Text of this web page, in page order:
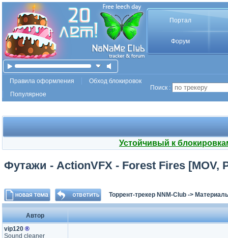
Портал
Форум
Правила оформления
Обход блокировок
Популярное
Поиск :
Устойчивый к
Футажи - ActionVFX - Forest Fires [MOV,
Торрент-трекер NNM-Club ->
Автор
vip120 ®
Sound cleaner